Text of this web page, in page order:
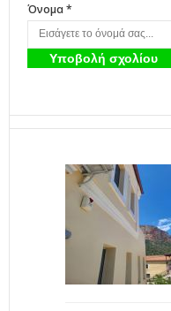
Όνομα *